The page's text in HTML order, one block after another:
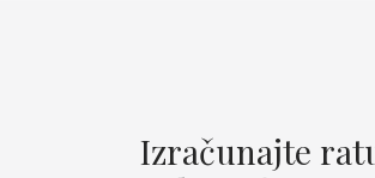
Izračunajte